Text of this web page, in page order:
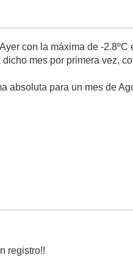
con la máxima de -2.8ºC
mes por primera vez,
absoluta para un mes de
registro!!